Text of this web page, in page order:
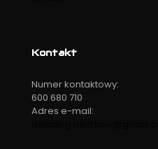
Kontakt
Numer kontaktowy:
600 680 710
Adres e-mail: